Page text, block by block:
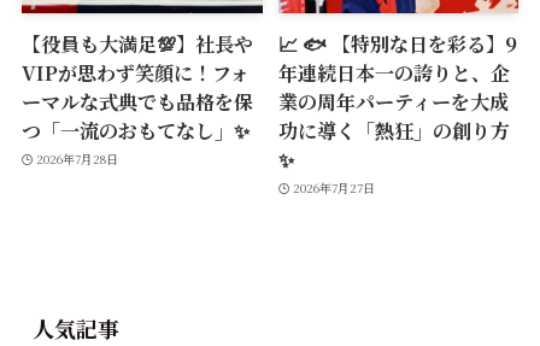
【役員も大満足💯】社長や
VIPが思わず笑顔に！フォ
ーマルな式典でも品格を保
つ「一流のおもてなし」✨
2026年7月28日
📈 🐟 【特別な日を彩る】9
年連続日本一の誇りと、企
業の周年パーティーを大成
功に導く「熱狂」の創り方
✨
2026年7月27日
人気記事